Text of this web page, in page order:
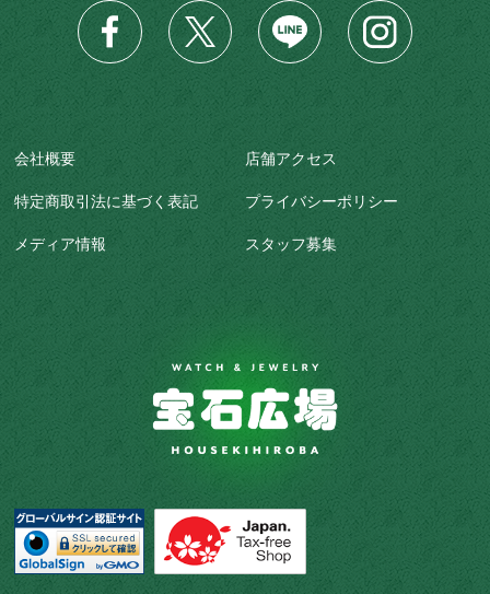
会社概要 店舗アクセス
特定商取引法に基づく表記 プライバシーポリシー
メディア情報 スタッフ募集